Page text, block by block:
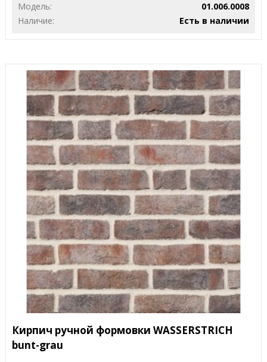
Модель:
01.006.0008
Наличие:
Есть в наличии
Кирпич ручной формовки WASSERSTRICH
bunt-grau